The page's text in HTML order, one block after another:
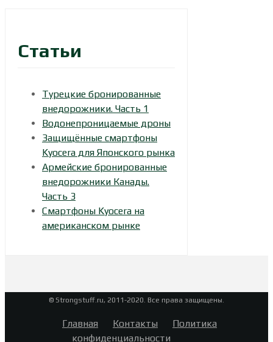
Статьи
Турецкие бронированные
внедорожники. Часть 1
Водонепроницаемые дроны
Защищённые смартфоны
Kyocera для Японского рынка
Армейские бронированные
внедорожники Канады.
Часть 3
Смартфоны Kyocera на
американском рынке
© Strongstuff.ru, 2011-2020. Все права защищены.
Главная Контакты
Политика
конфиденциальности